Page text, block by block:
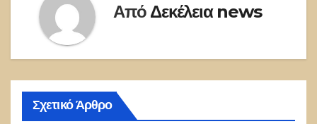
Από Δεκέλεια news
Σχετικό Άρθρο